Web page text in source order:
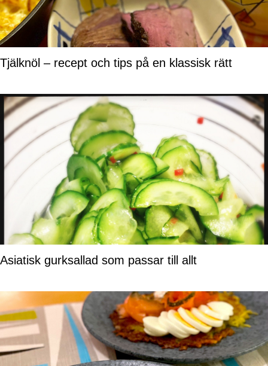
Tjälknöl – recept och tips på en klassisk rätt
Asiatisk gurksallad som passar till allt